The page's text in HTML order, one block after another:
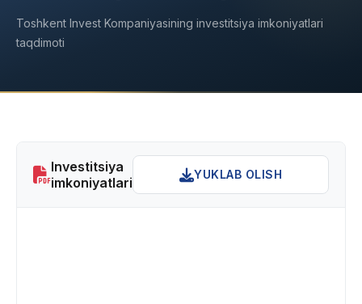
Toshkent Invest Kompaniyasining investitsiya imkoniyatlari
taqdimoti
Investitsiya
imkoniyatlari
YUKLAB OLISH